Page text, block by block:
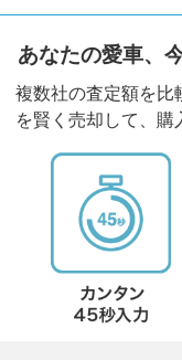
あなたの愛車、
複数社の査定額を比
を賢く売却して、購